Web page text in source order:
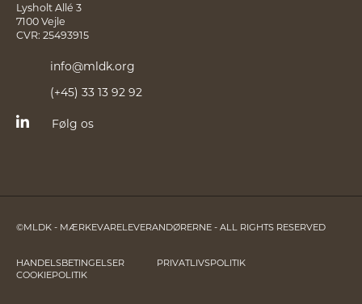
Lysholt Allé 3
7100 Vejle
CVR: 25493915
info@mldk.org
(+45) 33 13 92 92
Følg os
©MLDK - MÆRKEVARELEVERANDØRERNE - ALL RIGHTS RESERVED
HANDELSBETINGELSER
PRIVATLIVSPOLITIK
COOKIEPOLITIK